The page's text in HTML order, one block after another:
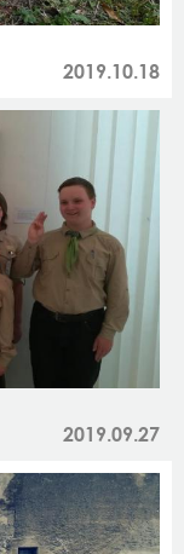
2019.10.18
2019.09.27